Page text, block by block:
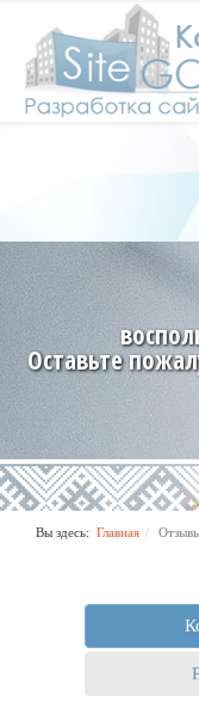
Оставьте
Вы здесь: Главная